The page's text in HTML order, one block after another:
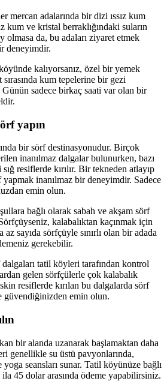
adalarında bir dizi ıssız kum
kum ve kristal berraklığındaki suların
olmasa da, bu adaları ziyaret etmek
deneyimdir.
kalıyorsanız, özel bir yemek
kum tepelerine bir gezi
sadece birkaç saati var olan bir
yapın
bir sörf destinasyonudur. Birçok
inanılmaz dalgalar bulunurken, bazı
resiflerde kırılır. Bir tekneden atlayıp
yapmak inanılmaz bir deneyimdir. Sadece
emin olun.
bağlı olarak sabah ve akşam sörf
kalabalıktan kaçınmak için
sayıda sörfçüyle sınırlı olan bir adada
gerekebilir.
tatil köyleri tarafından kontrol
gelen sörfçülerle çok kalabalık
resiflerde kırılan bu dalgalarda sörf
güvendiğinizden emin olun.
bir alanda uzanarak başlamaktan daha
genellikle su üstü pavyonlarında,
seansları sunar. Tatil köyünüze bağlı
45 dolar arasında ödeme yapabilirsiniz.